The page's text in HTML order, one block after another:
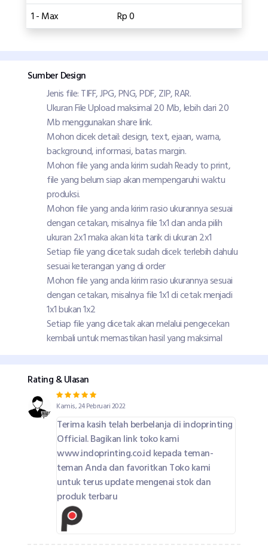
1 - Max
Rp 0
Sumber Design
Jenis file: TIFF, JPG, PNG, PDF, ZIP, RAR.
Ukuran File Upload maksimal 20 Mb, lebih dari 20
Mb menggunakan share link.
Mohon dicek detail: design, text, ejaan, warna,
background, informasi, batas margin.
Mohon file yang anda kirim sudah Ready to print,
file yang belum siap akan mempengaruhi waktu
produksi.
Mohon file yang anda kirim rasio ukurannya sesuai
dengan cetakan, misalnya file 1x1 dan anda pilih
ukuran 2x1 maka akan kita tarik di ukuran 2x1
Setiap file yang dicetak sudah dicek terlebih dahulu
sesuai keterangan yang di order
Mohon file yang anda kirim rasio ukurannya sesuai
dengan cetakan, misalnya file 1x1 di cetak menjadi
1x1 bukan 1x2
Setiap file yang dicetak akan melalui pengecekan
kembali untuk memastikan hasil yang maksimal
Rating & Ulasan
Kamis, 24 Pebruari 2022
Terima kasih telah berbelanja di indoprinting
Official. Bagikan link toko kami
www.indoprinting.co.id kepada teman-
teman Anda dan favoritkan Toko kami
untuk terus update mengenai stok dan
produk terbaru